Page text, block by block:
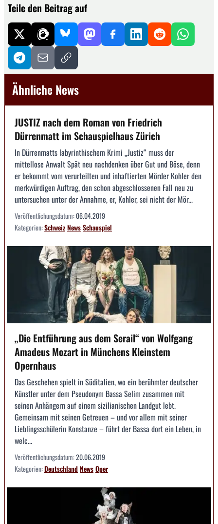
Teile den Beitrag auf
Ähnliche News
JUSTIZ nach dem Roman von Friedrich
Dürrenmatt im Schauspielhaus Zürich
In Dürrenmatts labyrinthischem Krimi „Justiz“ muss der
mittellose Anwalt Spät neu nachdenken über Gut und Böse, denn
er bekommt vom verurteilten und inhaftierten Mörder Kohler den
merkwürdigen Auftrag, den schon abgeschlossenen Fall neu zu
untersuchen unter der Annahme, er, Kohler, sei nicht der Mör...
Veröffentlichungsdatum:06.04.2019
Kategorien:SchweizNewsSchauspiel
„Die Entführung aus dem Serail“ von Wolfgang
Amadeus Mozart in Münchens Kleinstem
Opernhaus
Das Geschehen spielt in Süditalien, wo ein berühmter deutscher
Künstler unter dem Pseudonym Bassa Selim zusammen mit
seinen Anhängern auf einem sizilianischen Landgut lebt.
Gemeinsam mit seinen Getreuen – und vor allem mit seiner
Lieblingsschülerin Konstanze – führt der Bassa dort ein Leben, in
welc...
Veröffentlichungsdatum:20.06.2019
Kategorien:DeutschlandNewsOper